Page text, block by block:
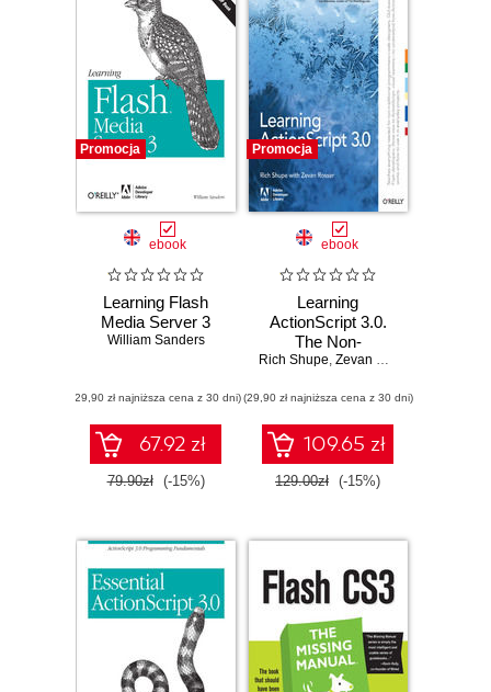
Promocja
ebook
Learning Flash
Media Server 3
William Sanders
(29,90 zł najniższa cena z 30 dni)
67.92 zł
79.90zł (-15%)
Promocja
ebook
Learning
ActionScript 3.0.
The Non-
Programmer's
ActionScript 3.0
Rich Shupe, Zevan Rosser
(29,90 zł najniższa cena z 30 dni)
109.65 zł
129.00zł (-15%)